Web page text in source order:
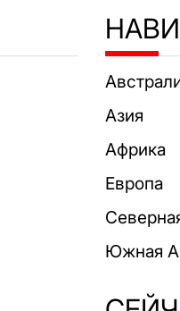
Азия
Африка
Европа
Южная